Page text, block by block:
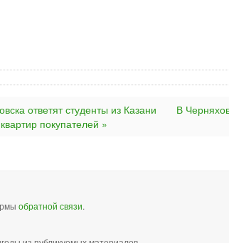
ответят студенты из Казани
В
покупателей »
обратной связи.